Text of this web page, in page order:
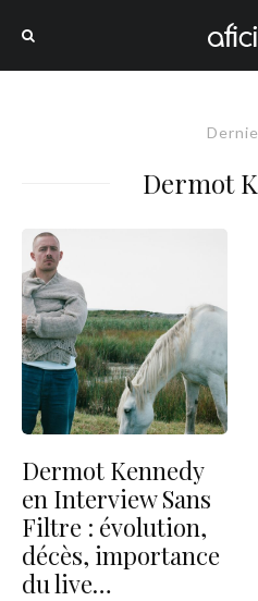
Dermot
Dermot Kennedy
en Interview Sans
Filtre : évolution,
décès, importance
du live…